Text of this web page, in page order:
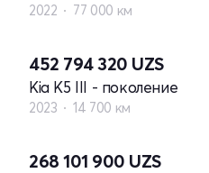
2022 77 000 км
452 794 320 UZS
Kia K5 III - поколение
2023 14 700 км
268 101 900 UZS